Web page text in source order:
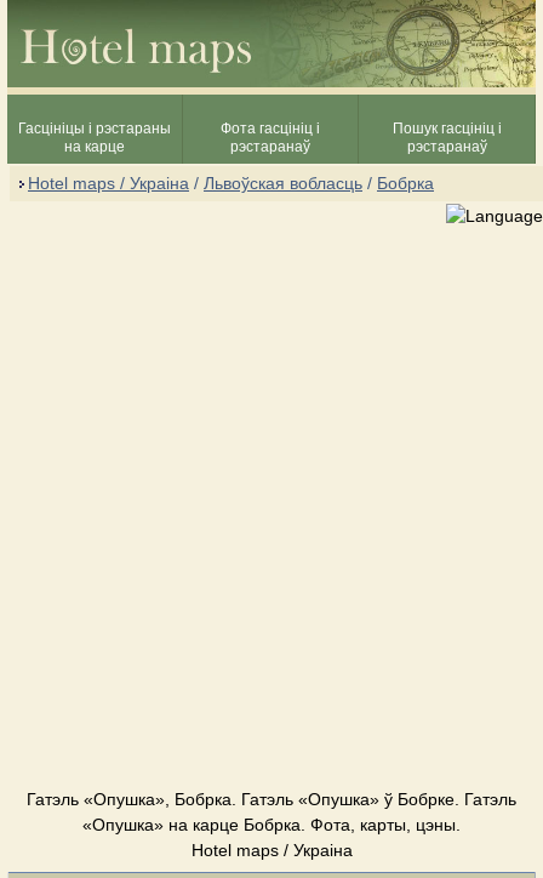
Гасцініцы і рэстараны
на карце
Фота гасцініц і
рэстаранаў
Пошук гасцініц і
рэстаранаў
Hotel maps / Украіна / Львоўская вобласць / Бобрка
Гатэль «Опушка», Бобрка. Гатэль «Опушка» ў Бобрке. Гатэль
«Опушка» на карце Бобрка. Фота, карты, цэны.
Hotel maps / Украіна